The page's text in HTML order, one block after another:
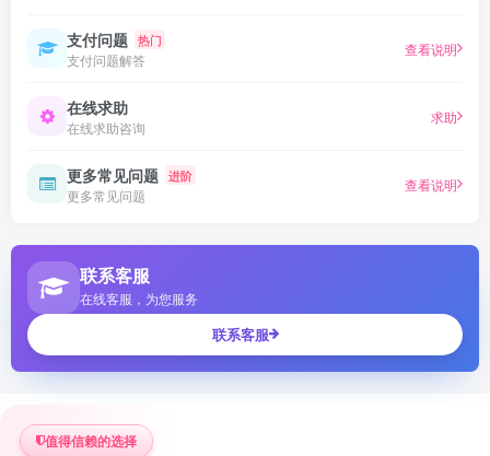
支付问题 热门
支付问题解答
查看说明
在线求助
在线求助咨询
求助
更多常见问题 进阶
更多常见问题
查看说明
联系客服
在线客服，为您服务
联系客服
值得信赖的选择